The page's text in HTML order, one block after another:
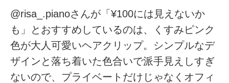
@risa_.pianoさんが「¥100には見えないか
も」とおすすめしているのは、くすみピンク
色が大人可愛いヘアクリップ。シンプルなデ
ザインと落ち着いた色合いで派手見えしすぎ
ないので、プライベートだけじゃなくオフィ